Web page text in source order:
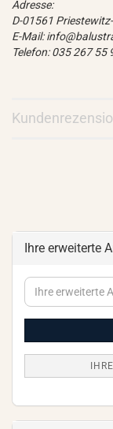
Adresse:
D-01561
E-Mail:
Telefon: 035 267 55
Ihre erweiterte
Ihre
erweiterte